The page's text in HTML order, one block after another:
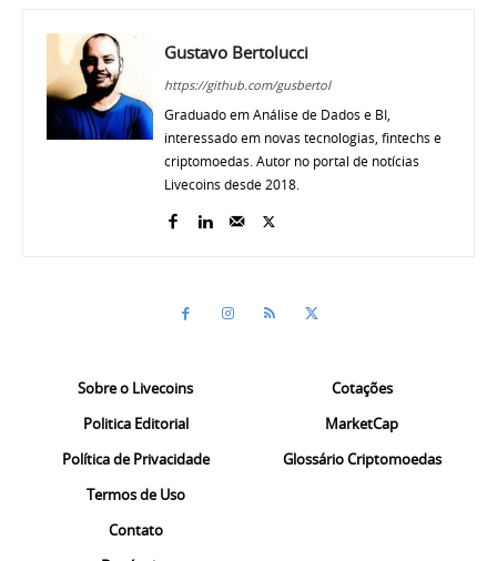
Gustavo Bertolucci
https://github.com/gusbertol
Graduado em Análise de Dados e BI,
interessado em novas tecnologias, fintechs e
criptomoedas. Autor no portal de notícias
Livecoins desde 2018.
Sobre o Livecoins
Politica Editorial
Política de Privacidade
Termos de Uso
Contato
Cotações
MarketCap
Glossário Criptomoedas